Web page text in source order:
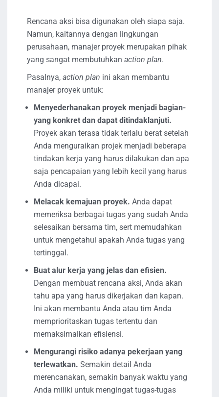
Rencana aksi bisa digunakan oleh siapa saja.
Namun, kaitannya dengan lingkungan
perusahaan, manajer proyek merupakan pihak
yang sangat membutuhkan action plan.
Pasalnya, action plan ini akan membantu
manajer proyek untuk:
Menyederhanakan proyek menjadi bagian-
yang konkret dan dapat ditindaklanjuti.
Proyek akan terasa tidak terlalu berat setelah
Anda menguraikan projek menjadi beberapa
tindakan kerja yang harus dilakukan dan apa
saja pencapaian yang lebih kecil yang harus
Anda dicapai.
Melacak kemajuan proyek. Anda dapat
memeriksa berbagai tugas yang sudah Anda
selesaikan bersama tim, sert memudahkan
untuk mengetahui apakah Anda tugas yang
tertinggal.
Buat alur kerja yang jelas dan efisien.
Dengan membuat rencana aksi, Anda akan
tahu apa yang harus dikerjakan dan kapan.
Ini akan membantu Anda atau tim Anda
memprioritaskan tugas tertentu dan
memaksimalkan efisiensi.
Mengurangi risiko adanya pekerjaan yang
terlewatkan. Semakin detail Anda
merencanakan, semakin banyak waktu yang
Anda miliki untuk mengingat tugas-tugas